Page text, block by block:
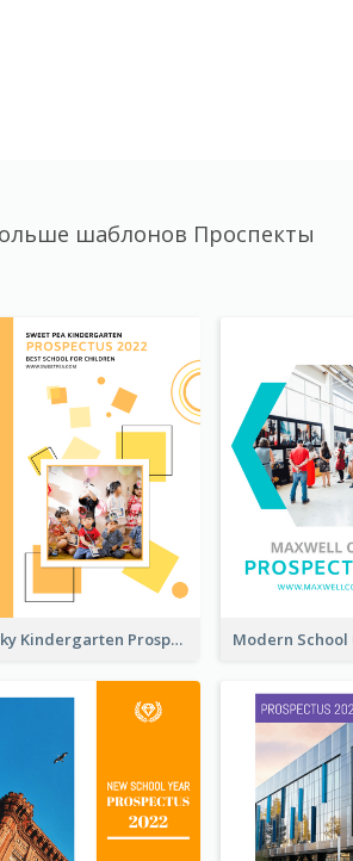
шаблонов Проспекты
Funky Kindergarten Prospectus